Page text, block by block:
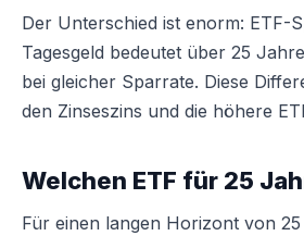
Der Unterschied ist enorm: ETF-
Tagesgeld bedeutet über 25
bei gleicher Sparrate. Diese
den Zinseszins und die höhere
Welchen ETF für 25
Für einen langen Horizont von